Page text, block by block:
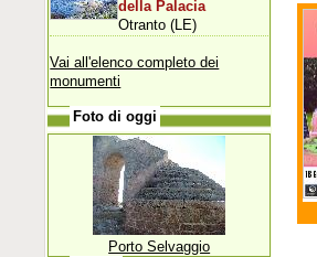
della Palacia
Otranto (LE)
Vai all'elenco completo dei
monumenti
Foto di oggi
Porto Selvaggio